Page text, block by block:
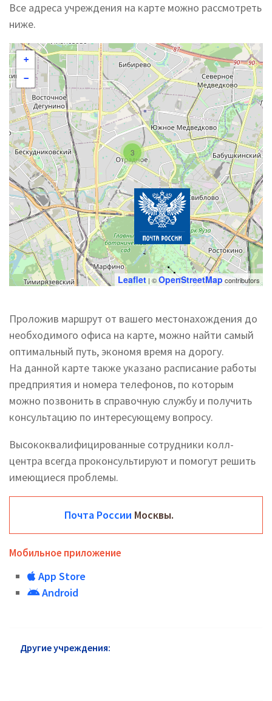
Все адреса учреждения на карте можно рассмотреть
ниже.
3
+
−
Leaflet | ©OpenStreetMap contributors
Проложив маршрут от вашего местонахождения до
необходимого офиса на карте, можно найти самый
оптимальный путь, экономя время на дорогу.
На данной карте также указано расписание работы
предприятия и номера телефонов, по которым
можно позвонить в справочную службу и получить
консультацию по интересующему вопросу.
Высококвалифицированные сотрудники колл-
центра всегда проконсультируют и помогут решить
имеющиеся проблемы.
Почта России Москвы.
Мобильное приложение
App Store
Android
Другие учреждения: